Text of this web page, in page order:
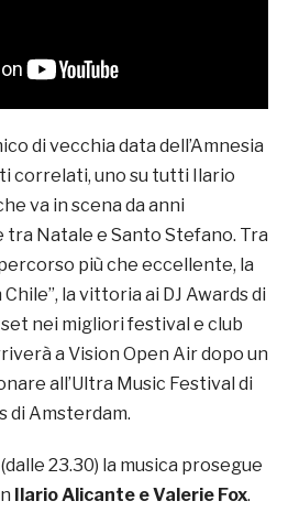
di vecchia data dell’Amnesia
correlati, uno su tutti Ilario
va in scena da anni
tra Natale e Santo Stefano. Tra
più che eccellente, la
la vittoria ai DJ Awards di
set nei migliori festival e club
a Vision Open Air dopo un
all’Ultra Music Festival di
di Amsterdam.
23.30) la musica prosegue
Ilario Alicante e Valerie Fox.